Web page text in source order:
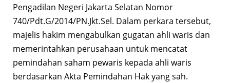
Pengadilan Negeri Jakarta Selatan Nomor
740/Pdt.G/2014/PN.Jkt.Sel. Dalam perkara tersebut,
majelis hakim mengabulkan gugatan ahli waris dan
memerintahkan perusahaan untuk mencatat
pemindahan saham pewaris kepada ahli waris
berdasarkan Akta Pemindahan Hak yang sah.